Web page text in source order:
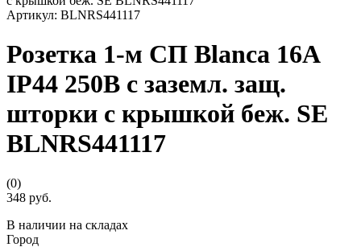
Артикул: BLNRS441117
Розетка 1-м СП Blanca 16А
IP44 250В с заземл. защ.
шторки с крышкой беж. SE
BLNRS441117
(0)
348 руб.
В наличии на складах
Город